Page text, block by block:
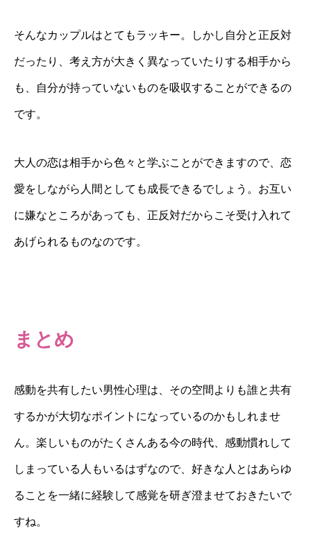
そんなカップルはとてもラッキー。しかし自分と正反対
だったり、考え方が大きく異なっていたりする相手から
も、自分が持っていないものを吸収することができるの
です。
大人の恋は相手から色々と学ぶことができますので、恋
愛をしながら人間としても成長できるでしょう。お互い
に嫌なところがあっても、正反対だからこそ受け入れて
あげられるものなのです。
まとめ
感動を共有したい男性心理は、その空間よりも誰と共有
するかが大切なポイントになっているのかもしれませ
ん。楽しいものがたくさんある今の時代、感動慣れして
しまっている人もいるはずなので、好きな人とはあらゆ
ることを一緒に経験して感覚を研ぎ澄ませておきたいで
すね。